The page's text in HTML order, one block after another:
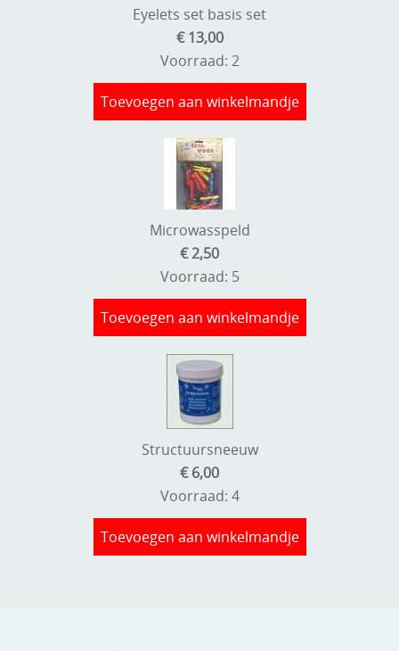
Eyelets set basis set
€ 13,00
Voorraad: 2
Toevoegen aan winkelmandje
Microwasspeld
€ 2,50
Voorraad: 5
Toevoegen aan winkelmandje
Structuursneeuw
€ 6,00
Voorraad: 4
Toevoegen aan winkelmandje